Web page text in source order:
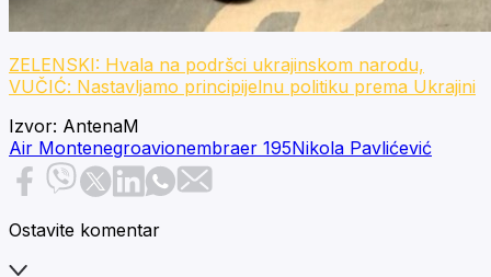
ZELENSKI: Hvala na podršci ukrajinskom narodu,
VUČIĆ: Nastavljamo principijelnu politiku prema Ukrajini
Izvor: AntenaM
Air Montenegroavionembraer 195Nikola Pavlićević
Ostavite komentar